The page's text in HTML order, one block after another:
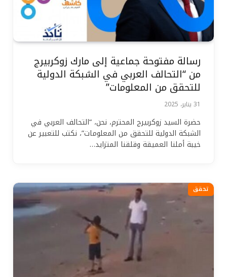
رسالة مفتوحة جماعية إلى مارك زوكربيرج
من “التحالف العربي في الشبكة الدولية
للتحقق من المعلومات”
31 يناير، 2025
حضرة السيد زوكربيرج المحترم، نحن، “التحالف العربي في
الشبكة الدولية للتحقق من المعلومات”، نكتب للتعبير عن
خيبة أملنا العميقة وقلقنا المتزايد…
تحقق